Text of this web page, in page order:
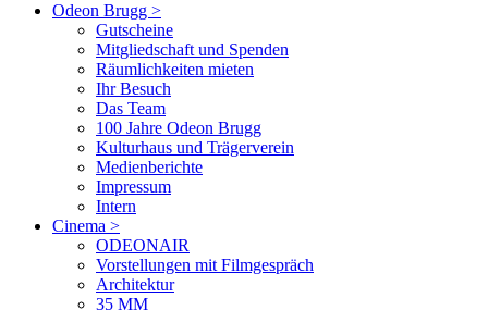
Odeon Brugg >
Gutscheine
Mitgliedschaft und Spenden
Räumlichkeiten mieten
Ihr Besuch
Das Team
100 Jahre Odeon Brugg
Kulturhaus und Trägerverein
Medienberichte
Impressum
Intern
Cinema >
ODEONAIR
Vorstellungen mit Filmgespräch
Architektur
35 MM